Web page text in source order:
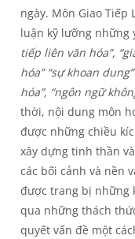
ngày. Môn Giao Tiếp
luận kỹ lưỡng những
tiếp liên văn hóa”,
hóa” “sự khoan
hóa”, “ngôn ngữ
thời, nội dung môn
được những chiều
xây dựng tinh thần
các bối cảnh và nền
được trang bị những
qua những thách
quyết vấn đề một